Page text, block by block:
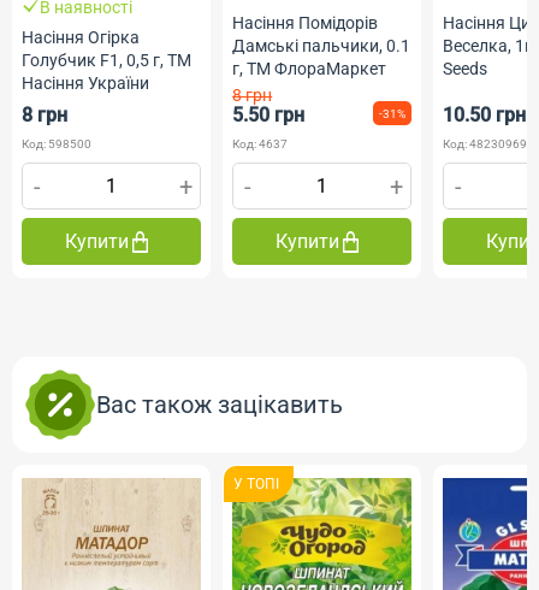
В наявності
Насіння Огірка
Голубчик F1, 0,5 г, ТМ
Насіння України
8 грн
Код: 598500
- +
Купити
Насіння Помідорів
Дамські пальчики, 0.1
г, ТМ ФлораМаркет
8 грн
5.50 грн -31%
Код: 4637
- +
Купити
Насіння
Веселка,
Seeds
10.50 грн
Код:
-
Вас також зацікавить
У ТОПI